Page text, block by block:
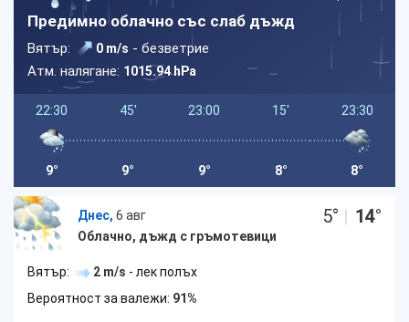
Предимно облачно със слаб дъжд
Вятър: 0 m/s - безветрие
Атм. налягане: 1015.94 hPa
22:30
9°
45'
9°
23:00
9°
15'
8°
23:30
8°
Днес, 6 авг
Облачно, дъжд с гръмотевици
5° | 14°
Вятър: 2 m/s - лек полъх
Вероятност за валежи: 91%